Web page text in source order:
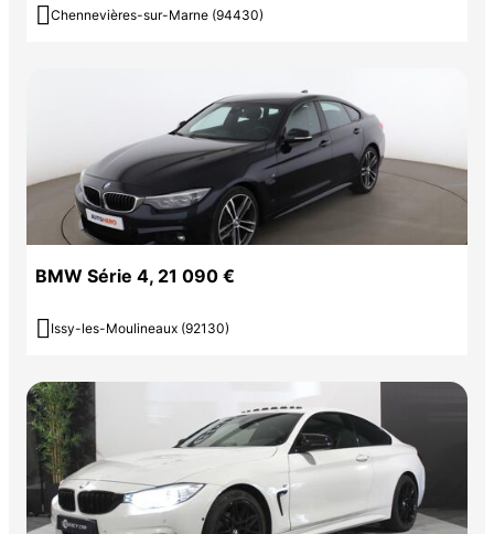
 Chennevières-sur-Marne (94430)
BMW Série 4, 21 090 €
 Issy-les-Moulineaux (92130)